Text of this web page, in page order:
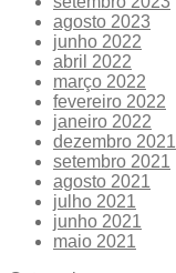
agosto 2023
junho 2022
abril 2022
março 2022
fevereiro 2022
janeiro 2022
dezembro 2021
setembro 2021
agosto 2021
julho 2021
junho 2021
maio 2021